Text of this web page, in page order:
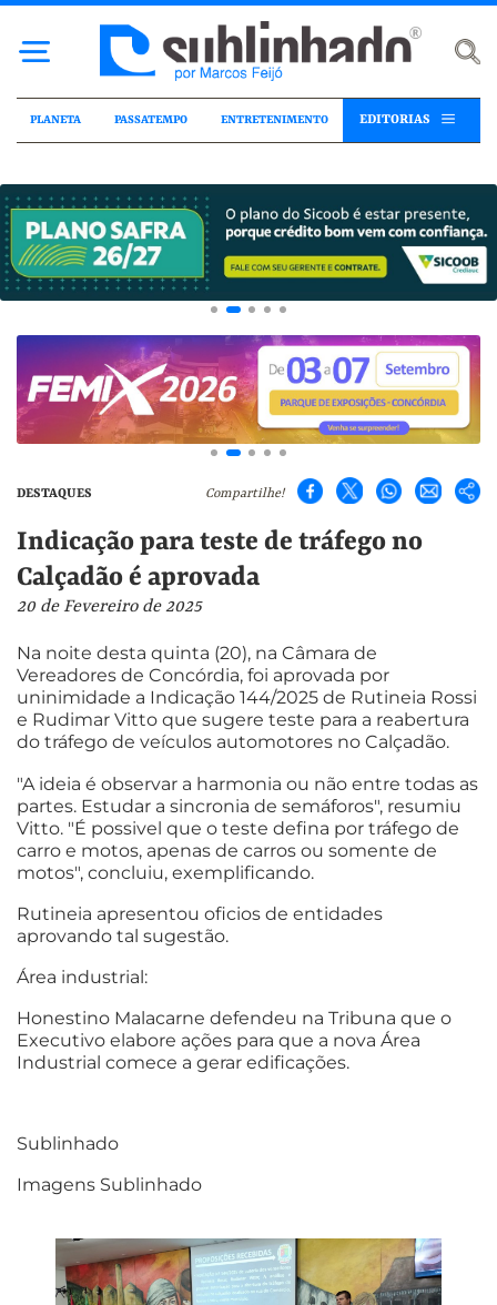
PLANETA PASSATEMPO ENTRETENIMENTO EDITORIAS
DESTAQUES Compartilhe!
Indicação para teste de tráfego no
Calçadão é aprovada
20 de Fevereiro de 2025
Na noite desta quinta (20), na Câmara de
Vereadores de Concórdia, foi aprovada por
uninimidade a Indicação 144/2025 de Rutineia Rossi
e Rudimar Vitto que sugere teste para a reabertura
do tráfego de veículos automotores no Calçadão.
"A ideia é observar a harmonia ou não entre todas as
partes. Estudar a sincronia de semáforos", resumiu
Vitto. "É possivel que o teste defina por tráfego de
carro e motos, apenas de carros ou somente de
motos", concluiu, exemplificando.
Rutineia apresentou oficios de entidades
aprovando tal sugestão.
Área industrial:
Honestino Malacarne defendeu na Tribuna que o
Executivo elabore ações para que a nova Área
Industrial comece a gerar edificações.
Sublinhado
Imagens Sublinhado